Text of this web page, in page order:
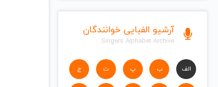
آرشیو الفبایی خوانندگان
Singers Alphabet Archive
الف ب پ ت ج